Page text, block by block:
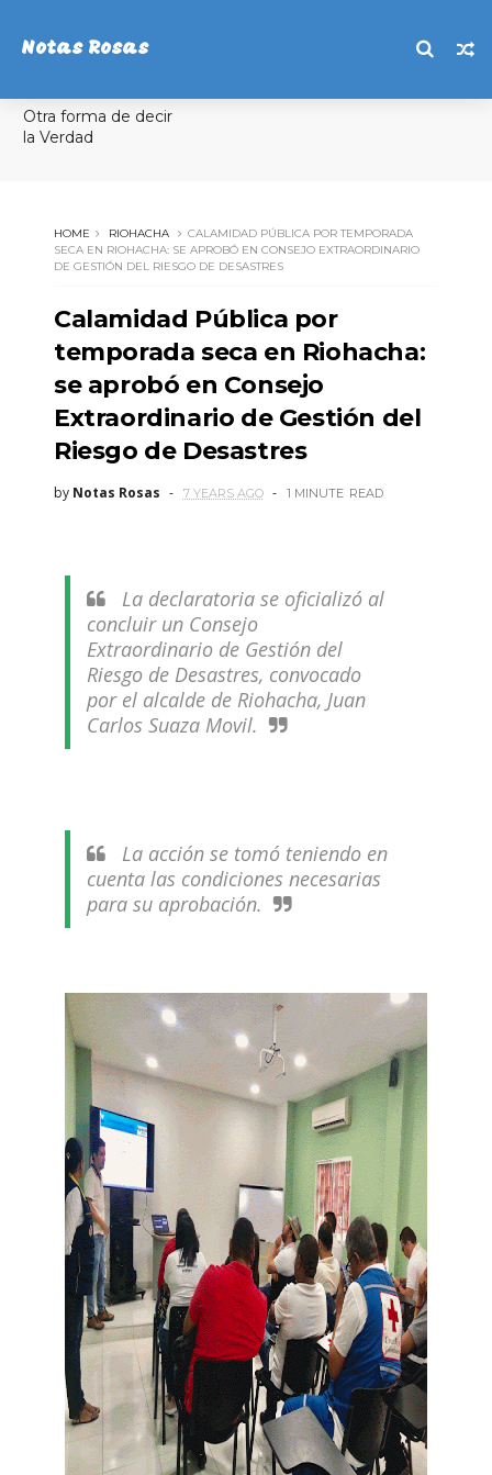
Notas Rosas
Otra forma de decir
la Verdad
HOME RIOHACHA
CALAMIDAD PÚBLICA POR TEMPORADA
SECA EN RIOHACHA: SE APROBÓ EN CONSEJO EXTRAORDINARIO
DE GESTIÓN DEL RIESGO DE DESASTRES
Calamidad Pública por
temporada seca en Riohacha:
se aprobó en Consejo
Extraordinario de Gestión del
Riesgo de Desastres
by Notas Rosas 7 YEARS AGO 1 MINUTE READ
La declaratoria se oficializó al
concluir un Consejo
Extraordinario de Gestión del
Riesgo de Desastres, convocado
por el alcalde de Riohacha, Juan
Carlos Suaza Movil.
La acción se tomó teniendo en
cuenta las condiciones necesarias
para su aprobación.